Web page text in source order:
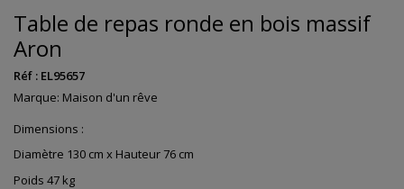
Table de repas ronde en bois massif
Aron
Réf : EL95657
Marque: Maison d'un rêve
Dimensions :
Diamètre 130 cm x Hauteur 76 cm
Poids 47 kg